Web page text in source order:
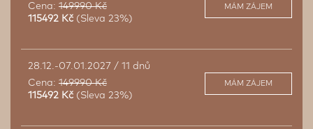
Cena: 149990 Kč
115492 Kč (Sleva 23%)
MÁM ZÁJEM
28.12.-07.01.2027 / 11 dnů
Cena: 149990 Kč
115492 Kč (Sleva 23%)
MÁM ZÁJEM